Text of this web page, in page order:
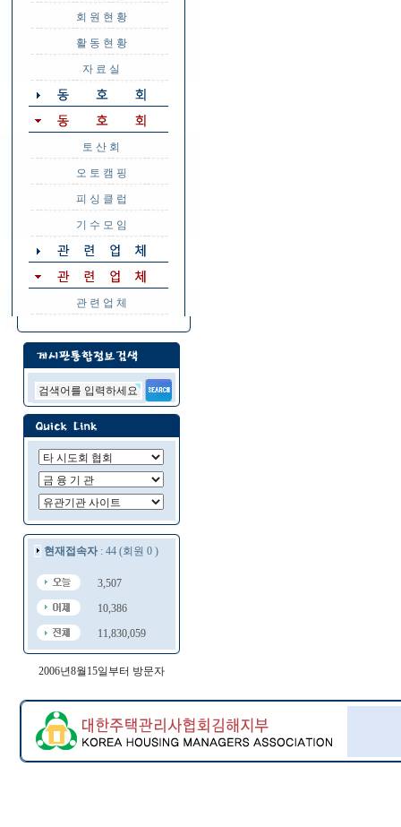
회 원 현 황
활 동 현 황
자 료 실
토 산 회
오 토 캠 핑
피 싱 클 럽
기 수 모 임
관 련 업 체
현재접속자: 44 (회원 0 )
3,507
10,386
11,830,059
2006년8월15일부터 방문자